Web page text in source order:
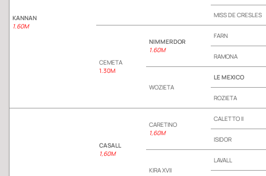
KANNAN
1.60M
MISS DE CRESLES
CEMETA
1.30M
NIMMERDOR
1.60M
FARN
RAMONA
WOZIETA
LE MEXICO
ROZIETA
CASALL
1,60M
CARETINO
1,60M
CALETTO II
ISIDOR
KIRA XVII
LAVALL